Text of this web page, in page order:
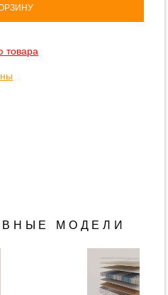
товара
МОДЕЛИ